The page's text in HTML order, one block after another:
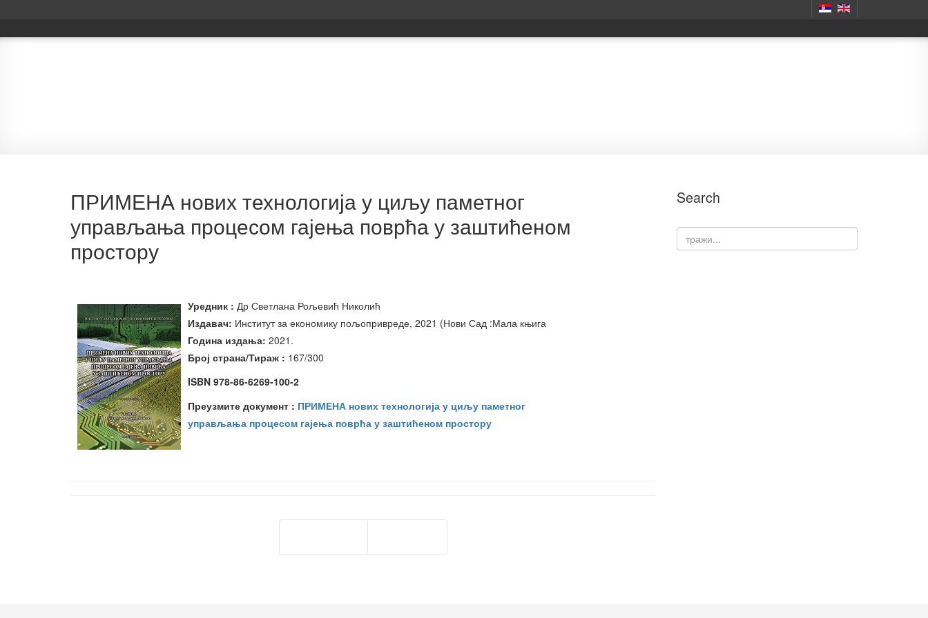
ПРИМЕНА нових технологија у циљу паметног
управљања процесом гајења поврћа у заштићеном
простору
Уредник : Др Светлана Рољевић Николић
Издавач: Институт за економику пољопривреде, 2021 (Нови Сад :Мала књига
Година издања: 2021 .
Број страна/Тираж : 167/300
ISBN 978-86-6269-100-2
Преузмите документ : ПРИМЕНА нових технологија у циљу паметног
управљања процесом гајења поврћа у заштићеном простору
Search